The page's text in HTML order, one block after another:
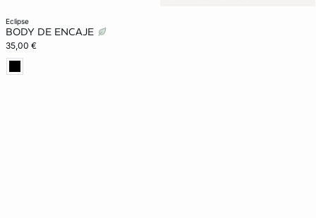
eclipse
BODY DE ENCAJE
35,00 €